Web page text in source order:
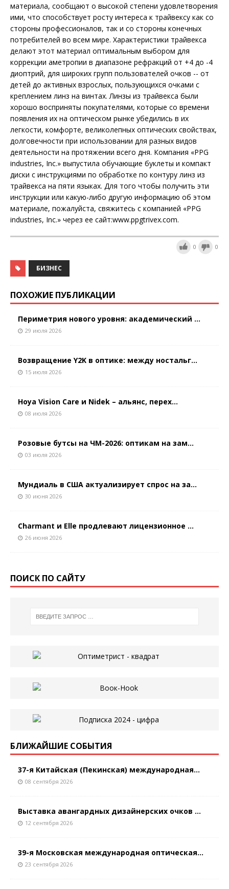
материала, сообщают о высокой степени удовлетворения
ими, что способствует росту интереса к трайвексу как cо
стороны профессионалов, так и со стороны конечных
потребителей во всем мире. Характеристики трайвекса
делают этот материал оптимальным выбором для
коррекции аметропии в диапазоне рефракций от +4 до -4
диоптрий, для широких групп пользователей очков -- от
детей до активных взрослых, пользующихся очками с
креплением линз на винтах. Линзы из трайвекса были
хорошо восприняты покупателями, которые со времени
появления их на оптическом рынке убедились в их
легкости, комфорте, великолепных оптических свойствах,
долговечности при использовании для разных видов
деятельности на протяжении всего дня. Компания «PPG
industries, Inc.» выпустила обучающие буклеты и компакт
диски с инструкциями по обработке по контуру линз из
трайвекса на пяти языках. Для того чтобы получить эти
инструкции или какую-либо другую информацию об этом
материале, пожалуйста, свяжитесь с компанией «PPG
industries, Inc.» через ее сайт:www.ppgtrivex.com.
0 0
БИЗНЕС
ПОХОЖИЕ ПУБЛИКАЦИИ
Периметрия нового уровня: академический ...
29 июля 2026
Возвращение Y2K в оптике: между ностальг...
15 июля 2026
Hoya Vision Care и Nidek – альянс, перех...
08 июля 2026
Розовые бутсы на ЧМ-2026: оптикам на зам...
03 июля 2026
Мундиаль в США актуализирует спрос на за...
30 июня 2026
Charmant и Elle продлевают лицензионное ...
26 июня 2026
ПОИСК ПО САЙТУ
БЛИЖАЙШИЕ СОБЫТИЯ
37-я Китайская (Пекинская) международная...
08 сентября 2026
Выставка авангардных дизайнерских очков ...
12 сентября 2026
39-я Московская международная оптическая...
23 сентября 2026